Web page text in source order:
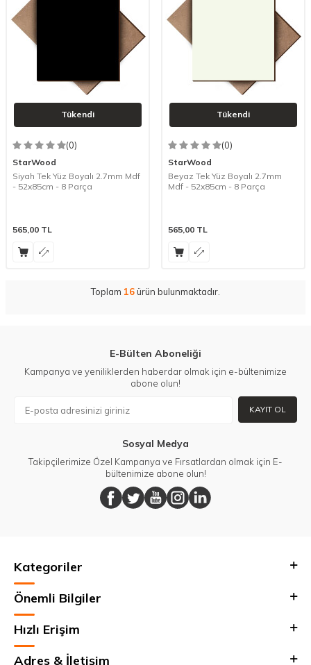
Tükendi
(0)
StarWood
Siyah Tek Yüz Boyalı 2.7mm Mdf
- 52x85cm - 8 Parça
565,00 TL
Tükendi
(0)
StarWood
Beyaz Tek Yüz Boyalı 2.7mm
Mdf - 52x85cm - 8 Parça
565,00 TL
Toplam 16ürün bulunmaktadır.
E-Bülten Aboneliği
Kampanya ve yeniliklerden haberdar olmak için e-bültenimize
abone olun!
KAYIT OL
Sosyal Medya
Takipçilerimize Özel Kampanya ve Fırsatlardan olmak için E-
bültenimize abone olun!
Kategoriler
Önemli Bilgiler
Hızlı Erişim
Adres & İletişim